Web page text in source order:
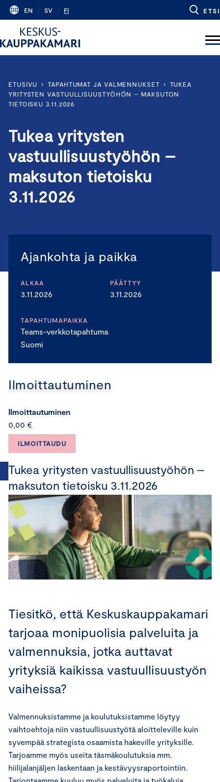
Skip
content
EN SV FI ETSI
ETUSIVU › TAPAHTUMAT JA VALMENNUKSET › TUKEA
YRITYSTEN VASTUULLISUUSTYÖHÖN – MAKSUTON
TIETOISKU 3.11.2026
Tukea yritysten
vastuullisuustyöhön –
maksuton tietoisku
3.11.2026
Ajankohta ja paikka
ALKAA
3.11.2026
PÄÄTTYY
3.11.2026
TAPAHTUMAPAIKKA
Teams-verkkotapahtuma
Suomi
Ilmoittautuminen
Ilmoittautuminen
0,00 €
ILMOITTAUDU
Tukea yritysten vastuullisuustyöhön –
maksuton tietoisku 3.11.2026
Tiesitkö, että Keskuskauppakamari
tarjoaa monipuolisia palveluita ja
valmennuksia, jotka auttavat
yrityksiä kaikissa vastuullisuustyön
vaiheissa?
Valmennuksistamme ja koulutuksistamme löytyy
vaihtoehtoja niin vastuullisuustyötä aloitteleville kuin
syvempää strategista osaamista hakeville yrityksille.
Tarjoamme myös useita täsmäkoulutuksia mm.
hiilijalanjäljen laskentaan ja kestävyysraportointiin.